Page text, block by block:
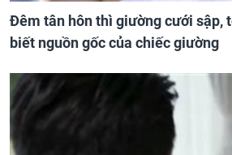
Đêm tân hôn thì giường cưới sập,
biết nguồn gốc của chiếc giường